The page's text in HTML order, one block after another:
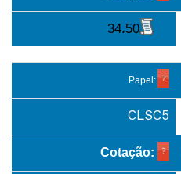
34.50
Papel:
CLSC5
Cotação: